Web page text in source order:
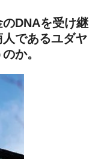
DNAを受け継
であるユダヤ
か。